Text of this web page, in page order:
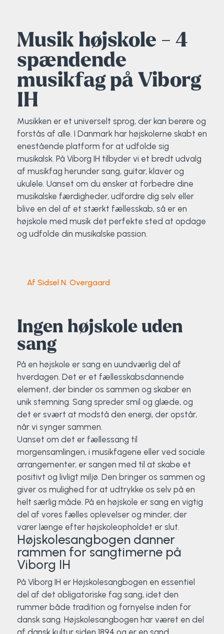
Musik højskole - 4
spændende
musikfag på Viborg
IH
Musikken er et universelt sprog, der kan berøre og
forstås af alle. I Danmark har højskolerne skabt en
enestående platform for at udfolde sig
musikalsk. På Viborg IH tilbyder vi et bredt udvalg
af musikfag herunder sang, guitar, klaver og
ukulele. Uanset om du ønsker at forbedre dine
musikalske færdigheder, udfordre dig selv eller
blive en del af et stærkt fællesskab, så er en
højskole med musik det perfekte sted at opdage
og udfolde din musikalske passion.
Af Sidsel N. Overgaard
Ingen højskole uden
sang
På en højskole er sang en uundværlig del af
hverdagen. Det er et fællesskabsdannende
element, der binder os sammen og skaber en
unik stemning. Sang spreder smil og glæde, og
det er svært at modstå den energi, der opstår,
når vi synger sammen.
Uanset om det er fællessang til
morgensamlingen, i musikfagene eller ved sociale
arrangementer, er sangen med til at skabe et
positivt og livligt miljø. Den bringer os sammen og
giver os mulighed for at udtrykke os selv på en
helt særlig måde. På en højskole er sang en vigtig
del af vores fælles oplevelser og minder, der
varer længe efter højskoleopholdet er slut.
Højskolesangbogen danner
rammen for sangtimerne på
Viborg IH
På Viborg IH er Højskolesangbogen en essentiel
del af det obligatoriske fag sang, idet den
rummer både tradition og fornyelse inden for
dansk sang. Højskolesangbogen har været en del
af dansk kultur siden 1894 og er en sand
Brochure
Priser
Fodbold
Friluftsliv
Futsal
Golf
Hiphop
HYROX
Kajak
Klatring
OCR
Pardans
Rytmisk gymnastik
Ski & snowboard
Spring
Styrketræning
Surf
SUP
Svømning og Livredning
Tons og teambuilding
Vandsport
Volleyball
Yoga
Sportsmassør
Strik og Hækling
Udekøkken
Ølbrygning
Politi-teori
Ro på
Sportspsykologi
Træner- og lederakademi
Sportsmassør
Træner- og lederakademi
Skitur til Norge
Surf i Marokko
Peter Fuglsang
Thomas Skovgaard
Trine Rask-Nielsen
Troels Rasmussen